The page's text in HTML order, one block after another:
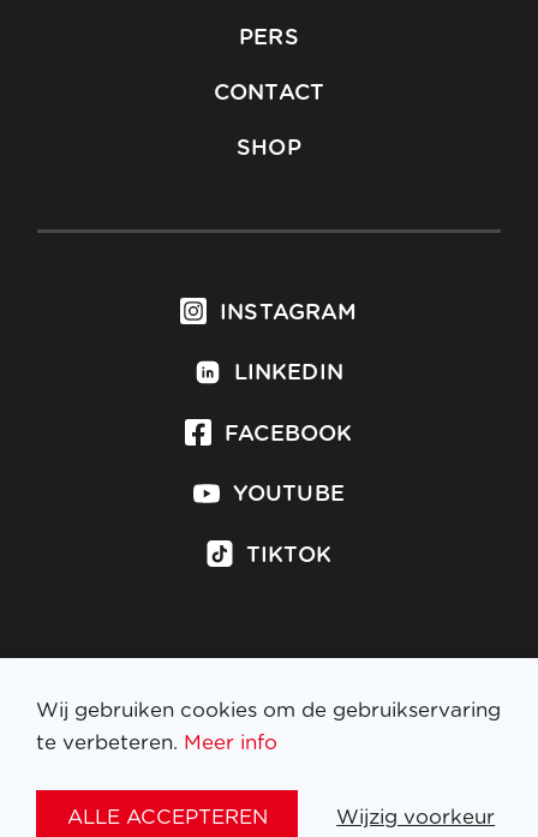
PERS
CONTACT
SHOP
INSTAGRAM
LINKEDIN
FACEBOOK
YOUTUBE
TIKTOK
Inschrijven op nieuwsbrief
Wij gebruiken cookies om de gebruikservaring
te verbeteren. Meer info
ALLE ACCEPTEREN Wijzig voorkeur